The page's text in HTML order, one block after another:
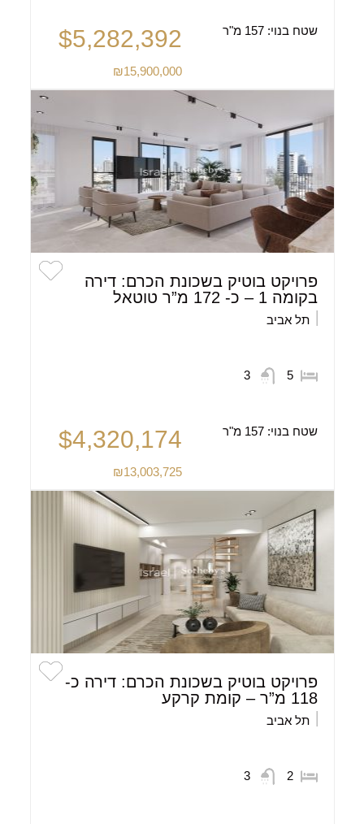
שטח בנוי:157 מ"ר $5,282,392
₪15,900,000
פרויקט בוטיק בשכונת הכרם: דירה
בקומה 1 – כ- 172 מ”ר טוטאל
תל אביב
5
3
שטח בנוי:157 מ"ר $4,320,174
₪13,003,725
פרויקט בוטיק בשכונת הכרם: דירה כ-
118 מ”ר – קומת קרקע
תל אביב
2
3